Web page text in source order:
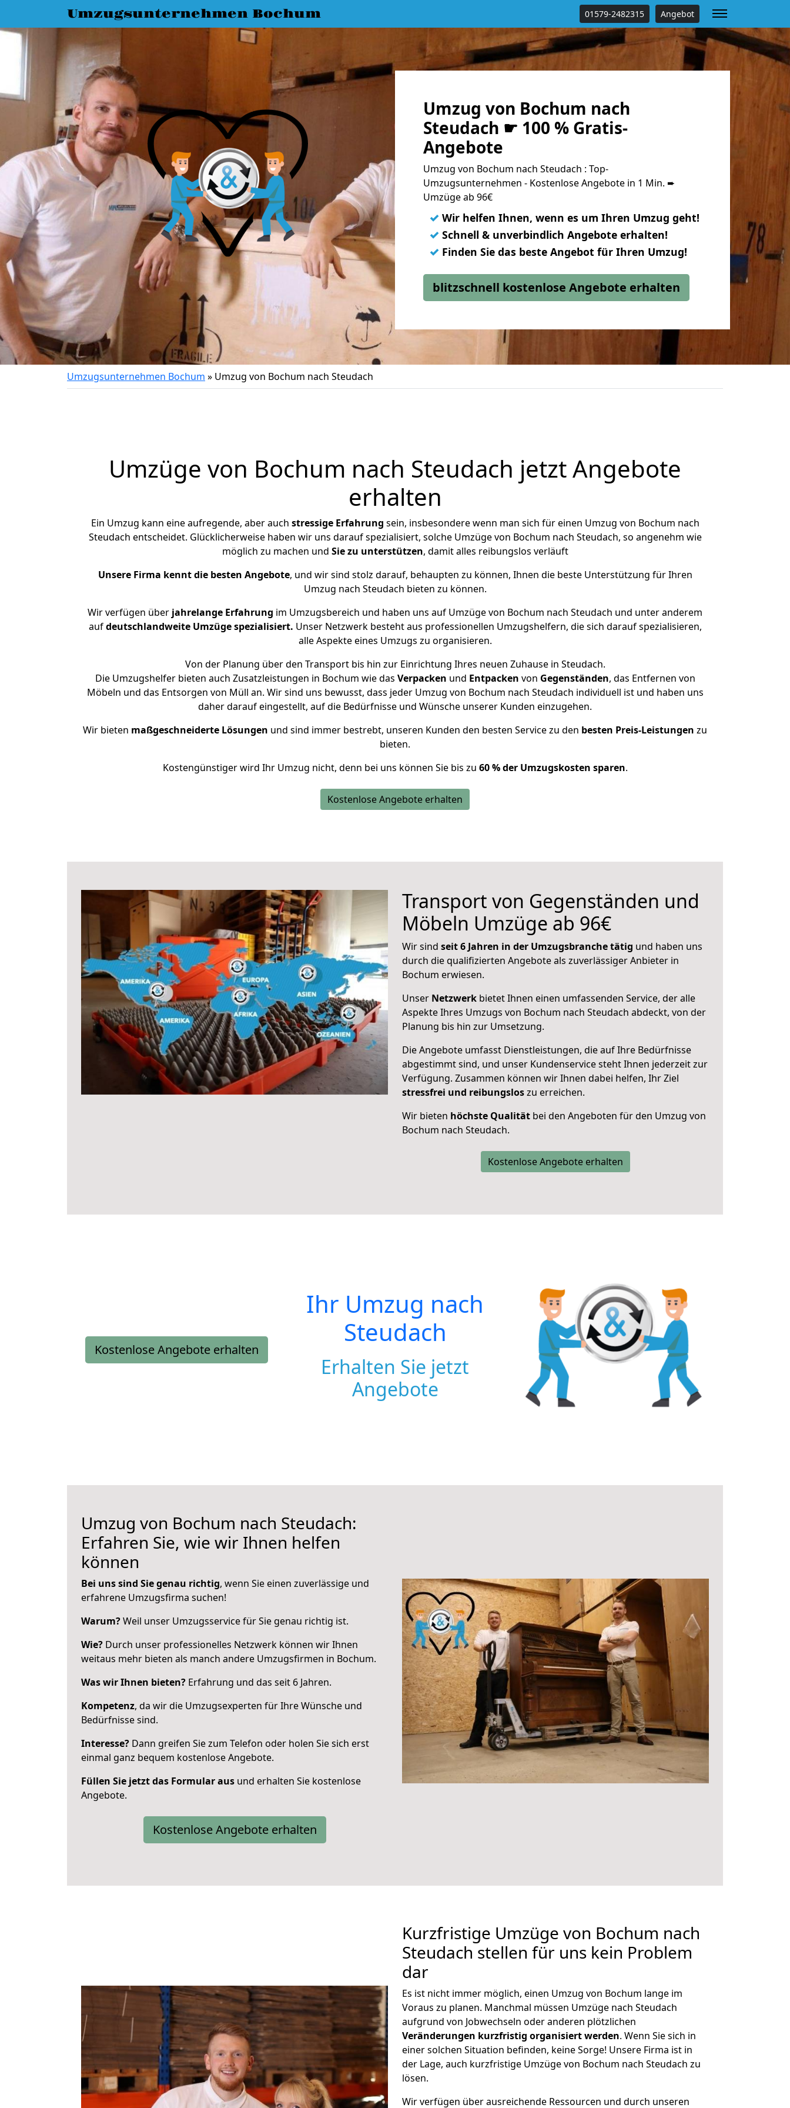
Umzugsunternehmen Bochum 01579-2482315 Angebot
Umzug von Bochum nach
Steudach ☛ 100 % Gratis-
Angebote
Umzug von Bochum nach Steudach : Top-
Umzugsunternehmen - Kostenlose Angebote in 1 Min. ➨
Umzüge ab 96€
✓ Wir helfen Ihnen, wenn es um Ihren Umzug geht!
✓ Schnell & unverbindlich Angebote erhalten!
✓ Finden Sie das beste Angebot für Ihren Umzug!
blitzschnell kostenlose Angebote erhalten
Umzugsunternehmen Bochum » Umzug von Bochum nach Steudach
Umzüge von Bochum nach Steudach jetzt Angebote
erhalten
Ein Umzug kann eine aufregende, aber auch stressige Erfahrung sein, insbesondere wenn man sich für einen Umzug von Bochum nach
Steudach entscheidet. Glücklicherweise haben wir uns darauf spezialisiert, solche Umzüge von Bochum nach Steudach, so angenehm wie
möglich zu machen und Sie zu unterstützen, damit alles reibungslos verläuft
Unsere Firma kennt die besten Angebote, und wir sind stolz darauf, behaupten zu können, Ihnen die beste Unterstützung für Ihren
Umzug nach Steudach bieten zu können.
Wir verfügen über jahrelange Erfahrung im Umzugsbereich und haben uns auf Umzüge von Bochum nach Steudach und unter anderem
aufdeutschlandweite Umzüge spezialisiert. Unser Netzwerk besteht aus professionellen Umzugshelfern, die sich darauf spezialisieren,
alle Aspekte eines Umzugs zu organisieren.
Von der Planung über den Transport bis hin zur Einrichtung Ihres neuen Zuhause in Steudach.
Die Umzugshelfer bieten auch Zusatzleistungen in Bochum wie das Verpacken und Entpacken von Gegenständen, das Entfernen von
Möbeln und das Entsorgen von Müll an. Wir sind uns bewusst, dass jeder Umzug von Bochum nach Steudach individuell ist und haben uns
daher darauf eingestellt, auf die Bedürfnisse und Wünsche unserer Kunden einzugehen.
Wir bieten maßgeschneiderte Lösungen und sind immer bestrebt, unseren Kunden den besten Service zu den besten Preis-Leistungen zu
bieten.
Kostengünstiger wird Ihr Umzug nicht, denn bei uns können Sie bis zu 60 % der Umzugskosten sparen.
Kostenlose Angebote erhalten
Transport von Gegenständen und
Möbeln Umzüge ab 96€
Wir sind seit 6 Jahren in der Umzugsbranche tätig und haben uns
durch die qualifizierten Angebote als zuverlässiger Anbieter in
Bochum erwiesen.
Unser Netzwerk bietet Ihnen einen umfassenden Service, der alle
Aspekte Ihres Umzugs von Bochum nach Steudach abdeckt, von der
Planung bis hin zur Umsetzung.
Die Angebote umfasst Dienstleistungen, die auf Ihre Bedürfnisse
abgestimmt sind, und unser Kundenservice steht Ihnen jederzeit zur
Verfügung. Zusammen können wir Ihnen dabei helfen, Ihr Ziel
stressfrei und reibungsloszu erreichen.
Wir bieten höchste Qualität bei den Angeboten für den Umzug von
Bochum nach Steudach.
Kostenlose Angebote erhalten
Kostenlose Angebote erhalten
Ihr Umzug nach
Steudach
Erhalten Sie jetzt
Angebote
Umzug von Bochum nach Steudach:
Erfahren Sie, wie wir Ihnen helfen
können
Bei uns sind Sie genau richtig, wenn Sie einen zuverlässige und
erfahrene Umzugsfirma suchen!
Warum?Weil unser Umzugsservice für Sie genau richtig ist.
Wie? Durch unser professionelles Netzwerk können wir Ihnen
weitaus mehr bieten als manch andere Umzugsfirmen in Bochum.
Was wir Ihnen bieten? Erfahrung und das seit 6 Jahren.
Kompetenz, da wir die Umzugsexperten für Ihre Wünsche und
Bedürfnisse sind.
Interesse? Dann greifen Sie zum Telefon oder holen Sie sich erst
einmal ganz bequem kostenlose Angebote.
Füllen Sie jetzt das Formular aus und erhalten Sie kostenlose
Angebote.
Kostenlose Angebote erhalten
Kurzfristige Umzüge von Bochum nach
Steudach stellen für uns kein Problem
dar
Es ist nicht immer möglich, einen Umzug von Bochum lange im
Voraus zu planen. Manchmal müssen Umzüge nach Steudach
aufgrund von Jobwechseln oder anderen plötzlichen
Veränderungen kurzfristig organisiert werden. Wenn Sie sich in
einer solchen Situation befinden, keine Sorge! Unsere Firma ist in
der Lage, auch kurzfristige Umzüge von Bochum nach Steudach zu
lösen.
Wir verfügen über ausreichende Ressourcen und durch unseren